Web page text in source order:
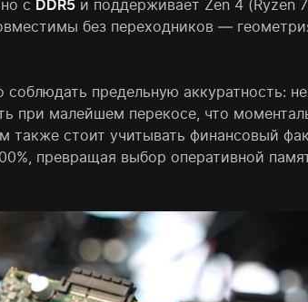
с DDR5 и поддерживает Zen 4 (Ryzen
без переходников —
предельную аккуратность:
при малейшем перекосе, что
также стоит учитывать финансовый
превращая выбор оперативной